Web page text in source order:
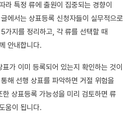
라 특정 류에 출원이 집중되는 경향이
에서는 상표등록 신청자들이 실무적으로
가지를 정리하고, 각 류를 선택할 때
안내합니다.
가 이미 등록되어 있는지 확인하는 것이
해 선행 상표를 파악하면 거절 위험을
상표등록 가능성을 미리 검토하면 류
움이 됩니다.